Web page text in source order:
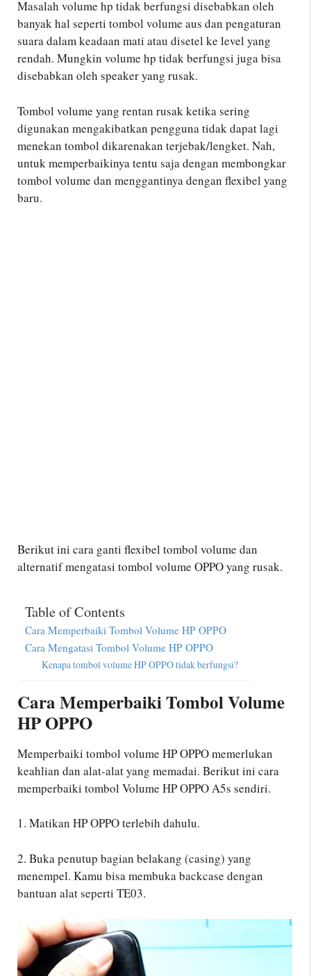
Masalah volume hp tidak berfungsi disebabkan oleh
banyak hal seperti tombol volume aus dan pengaturan
suara dalam keadaan mati atau disetel ke level yang
rendah. Mungkin volume hp tidak berfungsi juga bisa
disebabkan oleh speaker yang rusak.
Tombol volume yang rentan rusak ketika sering
digunakan mengakibatkan pengguna tidak dapat lagi
menekan tombol dikarenakan terjebak/lengket. Nah,
untuk memperbaikinya tentu saja dengan membongkar
tombol volume dan menggantinya dengan flexibel yang
baru.
Berikut ini cara ganti flexibel tombol volume dan
alternatif mengatasi tombol volume OPPO yang rusak.
Table of Contents
Cara Memperbaiki Tombol Volume HP OPPO
Cara Mengatasi Tombol Volume HP OPPO
Kenapa tombol volume HP OPPO tidak berfungsi?
Cara Memperbaiki Tombol Volume
HP OPPO
Memperbaiki tombol volume HP OPPO memerlukan
keahlian dan alat-alat yang memadai. Berikut ini cara
memperbaiki tombol Volume HP OPPO A5s sendiri.
1. Matikan HP OPPO terlebih dahulu.
2. Buka penutup bagian belakang (casing) yang
menempel. Kamu bisa membuka backcase dengan
bantuan alat seperti TE03.